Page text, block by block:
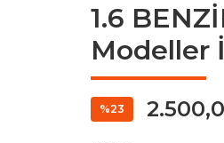
1.6
Modeller
%23